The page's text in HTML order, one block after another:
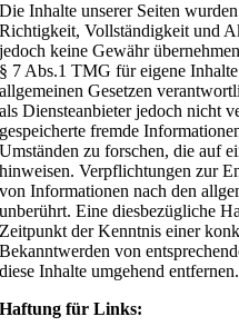
Die Inhalte unserer Seiten
Richtigkeit, Vollständigkeit und
jedoch keine Gewähr
§ 7 Abs.1 TMG für eigene
allgemeinen Gesetzen
als Diensteanbieter jedoch nicht
gespeicherte fremde
Umständen zu forschen, die auf
hinweisen. Verpflichtungen zur
von Informationen nach den
unberührt. Eine diesbezügliche
Zeitpunkt der Kenntnis einer
Bekanntwerden von
diese Inhalte umgehend entfernen.
Haftung für Links: